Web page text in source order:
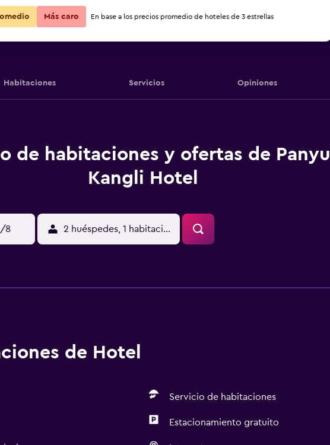
Habitaciones Servicios Opiniones
de habitaciones y ofertas de Panyu
Kangli Hotel
8 2 huéspedes, 1 habitación
de Hotel
Servicio de habitaciones
Estacionamiento gratuito
Más caro En base a los precios promedio de hoteles de 3 estrellas